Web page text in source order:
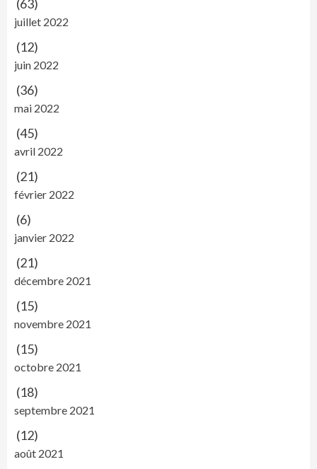
(63)
juillet 2022
(12)
juin 2022
(36)
mai 2022
(45)
avril 2022
(21)
février 2022
(6)
janvier 2022
(21)
décembre 2021
(15)
novembre 2021
(15)
octobre 2021
(18)
septembre 2021
(12)
août 2021